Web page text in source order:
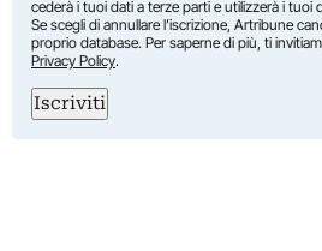
cederà i tuoi dati a terze parti e utilizzerà i tuoi
Se scegli di annullare l’iscrizione, Artribune
proprio database. Per saperne di più, ti
Privacy Policy.
Iscriviti